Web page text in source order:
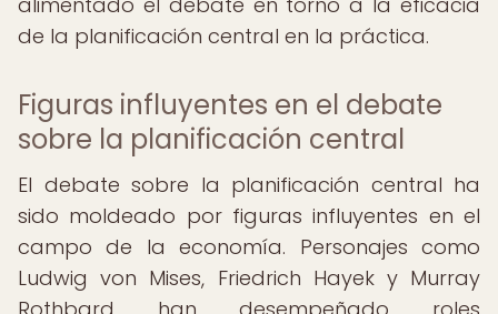
de la planificación central en la práctica.
Figuras influyentes en el debate
sobre la planificación central
El debate sobre la planificación central ha
sido moldeado por figuras influyentes en el
campo de la economía. Personajes como
Ludwig von Mises, Friedrich Hayek y Murray